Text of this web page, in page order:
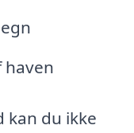
haven
kan du ikke